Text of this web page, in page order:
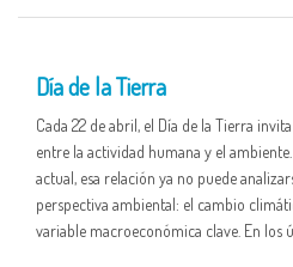
Día de la Tierra
Cada 22 de abril, el Día de la Tierra
entre la actividad humana y el
actual, esa relación ya no puede
perspectiva ambiental: el cambio
variable macroeconómica clave. En los